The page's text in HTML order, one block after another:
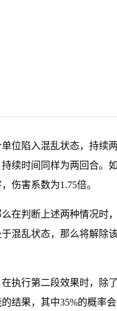
位陷入混乱状态，持续
续时间同样为两回合。
伤害系数为1.75倍。
在判断上述两种情况时
混乱状态，那么将解除
执行第二段效果时，除
结果，其中35%的概率